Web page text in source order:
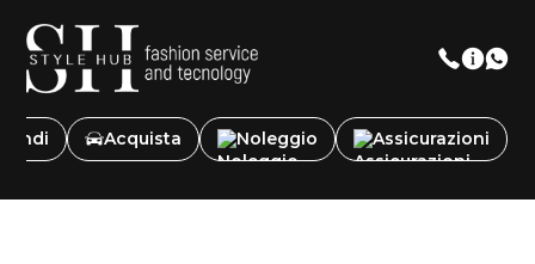
Vendi Acquista Noleggio Assicurazioni